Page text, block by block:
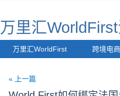
万里汇
万里汇WorldFirst 跨境电
« 上一篇